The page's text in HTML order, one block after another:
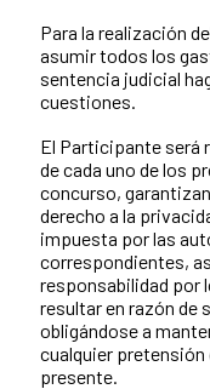
Para la realización
asumir todos los
sentencia judicial
cuestiones.
El Participante será
de cada uno de los
concurso,
derecho a la
impuesta por las
correspondientes,
responsabilidad por
resultar en razón de
obligándose a
cualquier pretensión
presente.